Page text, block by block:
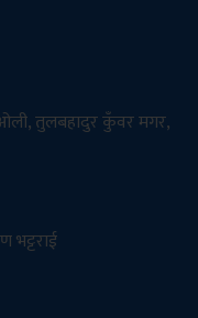
तुलबहादुर कुँवर मगर,
भट्टराई